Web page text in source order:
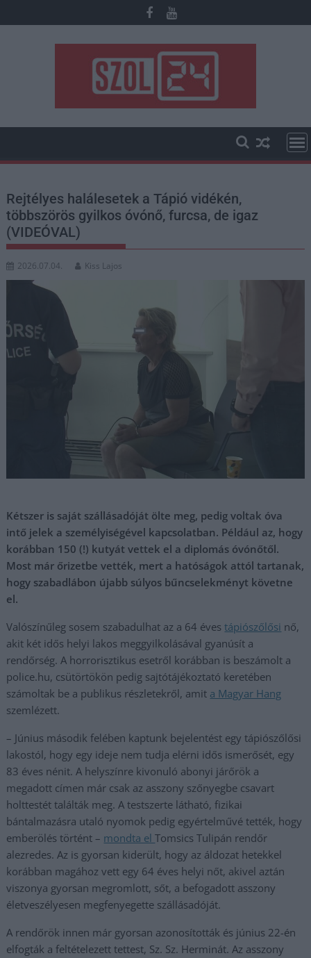
to
Rejtélyes halálesetek a Tápió vidékén,
többszörös gyilkos óvónő, furcsa, de igaz
(VIDEÓVAL)
2026.07.04. Kiss Lajos
Kétszer is saját szállásadóját ölte meg, pedig voltak óva
intő jelek a személyiségével kapcsolatban. Például az, hogy
korábban 150 (!) kutyát vettek el a diplomás óvónőtől.
Most már őrizetbe vették, mert a hatóságok attól tartanak,
hogy szabadlábon újabb súlyos bűncselekményt követne
el.
Valószínűleg sosem szabadulhat az a 64 évestápiószőlősi nő,
akit két idős helyi lakos meggyilkolásával gyanúsít a
rendőrség. A horrorisztikus esetről korábban is beszámolt a
police.hu, csütörtökön pedig sajtótájékoztató keretében
számoltak be a publikus részletekről, amit a Magyar Hang
szemlézett.
– Június második felében kaptunk bejelentést egy tápiószőlősi
lakostól, hogy egy ideje nem tudja elérni idős ismerősét, egy
83 éves nénit. A helyszínre kivonuló abonyi járőrök a
megadott címen már csak az asszony szőnyegbe csavart
holttestét találták meg. A testszerte látható, fizikai
bántalmazásra utaló nyomok pedig egyértelművé tették, hogy
emberölés történt – mondta elTomsics Tulipán rendőr
alezredes. Az is gyorsan kiderült, hogy az áldozat hetekkel
korábban magához vett egy 64 éves helyi nőt, akivel aztán
viszonya gyorsan megromlott, sőt, a befogadott asszony
életveszélyesen megfenyegette szállásadóját.
A rendőrök innen már gyorsan azonosították és június 22-én
elfogták a feltételezett tettest, Sz. Sz. Herminát. Az asszony